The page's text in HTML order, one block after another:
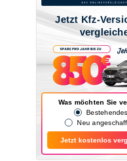
Jetzt Kfz-
Was möchten Sie
Neu
Jetzt kostenlos